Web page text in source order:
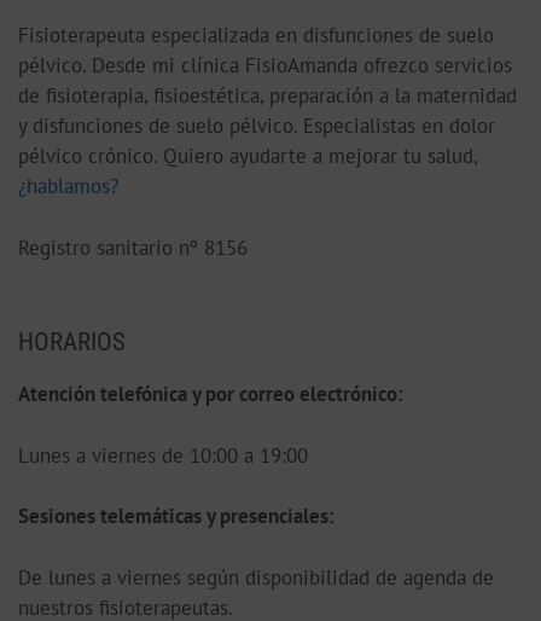
Fisioterapeuta especializada en disfunciones de suelo
pélvico. Desde mi clínica FisioAmanda ofrezco servicios
de fisioterapia, fisioestética, preparación a la maternidad
y disfunciones de suelo pélvico. Especialistas en dolor
pélvico crónico. Quiero ayudarte a mejorar tu salud,
¿hablamos?
Registro sanitario nº 8156
HORARIOS
Atención telefónica y por correo electrónico:
Lunes a viernes de 10:00 a 19:00
Sesiones telemáticas y presenciales:
De lunes a viernes según disponibilidad de agenda de
nuestros fisioterapeutas.